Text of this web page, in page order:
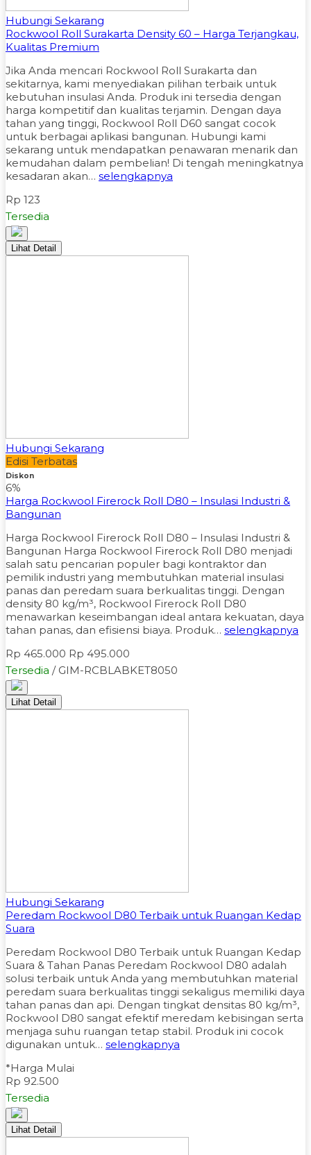
Hubungi Sekarang
Rockwool Roll Surakarta Density 60 – Harga Terjangkau,
Kualitas Premium
Jika Anda mencari Rockwool Roll Surakarta dan
sekitarnya, kami menyediakan pilihan terbaik untuk
kebutuhan insulasi Anda. Produk ini tersedia dengan
harga kompetitif dan kualitas terjamin. Dengan daya
tahan yang tinggi, Rockwool Roll D60 sangat cocok
untuk berbagai aplikasi bangunan. Hubungi kami
sekarang untuk mendapatkan penawaran menarik dan
kemudahan dalam pembelian! Di tengah meningkatnya
kesadaran akan… selengkapnya
Rp 123
Tersedia
Lihat Detail
Hubungi Sekarang
Edisi Terbatas
Diskon
6%
Harga Rockwool Firerock Roll D80 – Insulasi Industri &
Bangunan
Harga Rockwool Firerock Roll D80 – Insulasi Industri &
Bangunan Harga Rockwool Firerock Roll D80 menjadi
salah satu pencarian populer bagi kontraktor dan
pemilik industri yang membutuhkan material insulasi
panas dan peredam suara berkualitas tinggi. Dengan
density 80 kg/m³, Rockwool Firerock Roll D80
menawarkan keseimbangan ideal antara kekuatan, daya
tahan panas, dan efisiensi biaya. Produk… selengkapnya
Rp 465.000 Rp 495.000
Tersedia / GIM-RCBLABKET8050
Lihat Detail
Hubungi Sekarang
Peredam Rockwool D80 Terbaik untuk Ruangan Kedap
Suara
Peredam Rockwool D80 Terbaik untuk Ruangan Kedap
Suara & Tahan Panas Peredam Rockwool D80 adalah
solusi terbaik untuk Anda yang membutuhkan material
peredam suara berkualitas tinggi sekaligus memiliki daya
tahan panas dan api. Dengan tingkat densitas 80 kg/m³,
Rockwool D80 sangat efektif meredam kebisingan serta
menjaga suhu ruangan tetap stabil. Produk ini cocok
digunakan untuk… selengkapnya
*Harga Mulai
Rp 92.500
Tersedia
Lihat Detail